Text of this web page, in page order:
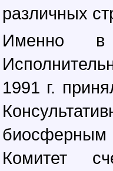
различных
Именно в
1991 г.
Комитет